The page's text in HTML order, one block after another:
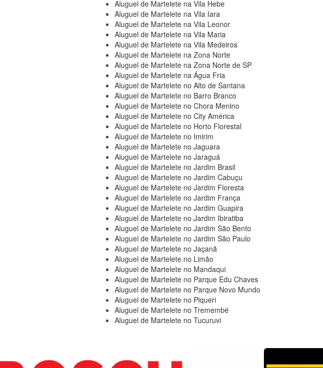
Aluguel de Martelete na Vila Hebe
Aluguel de Martelete na Vila Iara
Aluguel de Martelete na Vila Leonor
Aluguel de Martelete na Vila Maria
Aluguel de Martelete na Vila Medeiros
Aluguel de Martelete na Zona Norte
Aluguel de Martelete na Zona Norte de SP
Aluguel de Martelete na Água Fria
Aluguel de Martelete no Alto de Santana
Aluguel de Martelete no Barro Branco
Aluguel de Martelete no Chora Menino
Aluguel de Martelete no City América
Aluguel de Martelete no Horto Florestal
Aluguel de Martelete no Imirim
Aluguel de Martelete no Jaguara
Aluguel de Martelete no Jaraguá
Aluguel de Martelete no Jardim Brasil
Aluguel de Martelete no Jardim Cabuçu
Aluguel de Martelete no Jardim Floresta
Aluguel de Martelete no Jardim França
Aluguel de Martelete no Jardim Guapira
Aluguel de Martelete no Jardim Ibiratiba
Aluguel de Martelete no Jardim São Bento
Aluguel de Martelete no Jardim São Paulo
Aluguel de Martelete no Jaçanã
Aluguel de Martelete no Limão
Aluguel de Martelete no Mandaqui
Aluguel de Martelete no Parque Edu Chaves
Aluguel de Martelete no Parque Novo Mundo
Aluguel de Martelete no Piqueri
Aluguel de Martelete no Tremembé
Aluguel de Martelete no Tucuruvi